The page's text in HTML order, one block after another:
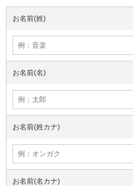
お名前(姓)
お名前(名)
お名前(姓カナ)
お名前(名カナ)